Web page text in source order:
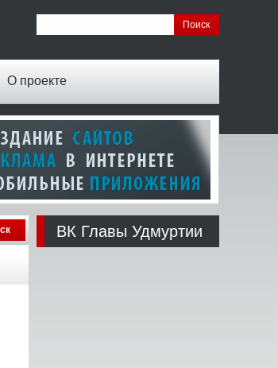
О проекте
ВК Главы Удмуртии